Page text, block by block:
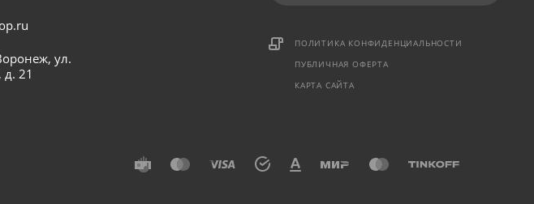
ул.
д. 21
ПОЛИТИКА КОНФИДЕНЦИАЛЬНОСТИ
ПУБЛИЧНАЯ ОФЕРТА
КАРТА САЙТА